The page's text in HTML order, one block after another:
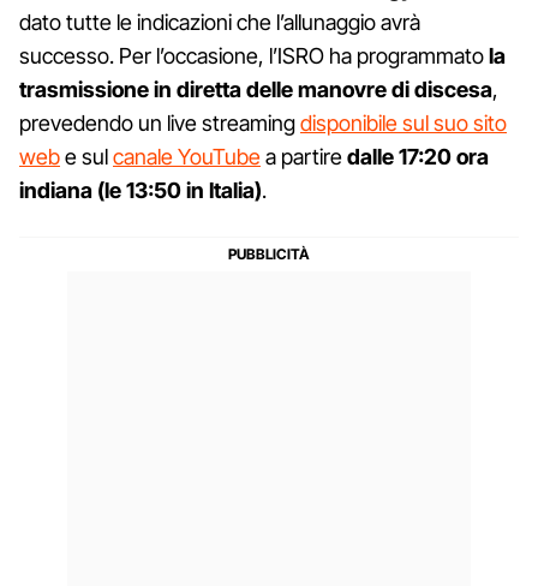
dato tutte le indicazioni che l’allunaggio avrà
successo. Per l’occasione, l’ISRO ha programmatola
trasmissione in diretta delle manovre di discesa,
prevedendo un live streamingdisponibile sul suo sito
webe sulcanale YouTubea partiredalle 17:20 ora
indiana (le 13:50 in Italia).